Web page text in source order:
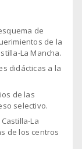
de
de la
La Mancha.
didácticas a la
de las
selectivo.
La
de los centros